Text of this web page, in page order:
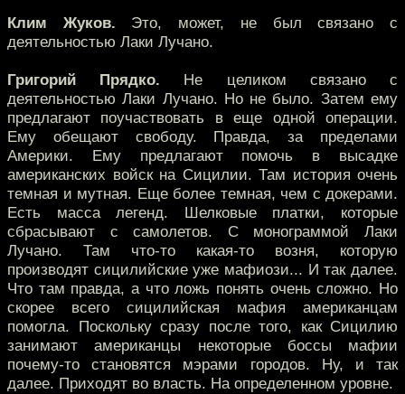
Клим Жуков. Это, может, не был связано с
деятельностью Лаки Лучано.
Григорий Прядко. Не целиком связано с
деятельностью Лаки Лучано. Но не было. Затем ему
предлагают поучаствовать в еще одной операции.
Ему обещают свободу. Правда, за пределами
Америки. Ему предлагают помочь в высадке
американских войск на Сицилии. Там история очень
темная и мутная. Еще более темная, чем с докерами.
Есть масса легенд. Шелковые платки, которые
сбрасывают с самолетов. С монограммой Лаки
Лучано. Там что-то какая-то возня, которую
производят сицилийские уже мафиози... И так далее.
Что там правда, а что ложь понять очень сложно. Но
скорее всего сицилийская мафия американцам
помогла. Поскольку сразу после того, как Сицилию
занимают американцы некоторые боссы мафии
почему-то становятся мэрами городов. Ну, и так
далее. Приходят во власть. На определенном уровне.